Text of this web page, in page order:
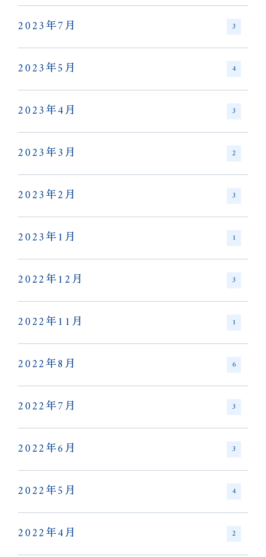
2023年7月 3
2023年5月 4
2023年4月 3
2023年3月 2
2023年2月 3
2023年1月 1
2022年12月 3
2022年11月 1
2022年8月 6
2022年7月 3
2022年6月 3
2022年5月 4
2022年4月 2